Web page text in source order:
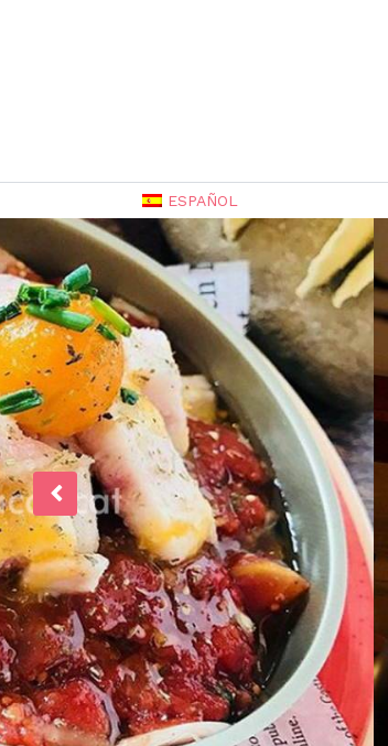
ESPAÑOL